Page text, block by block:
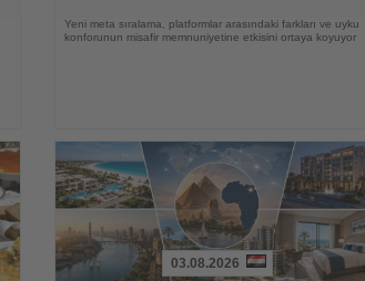
Yeni meta sıralama, platformlar arasındaki farkları ve uyku
konforunun misafir memnuniyetine etkisini ortaya koyuyor
03.08.2026